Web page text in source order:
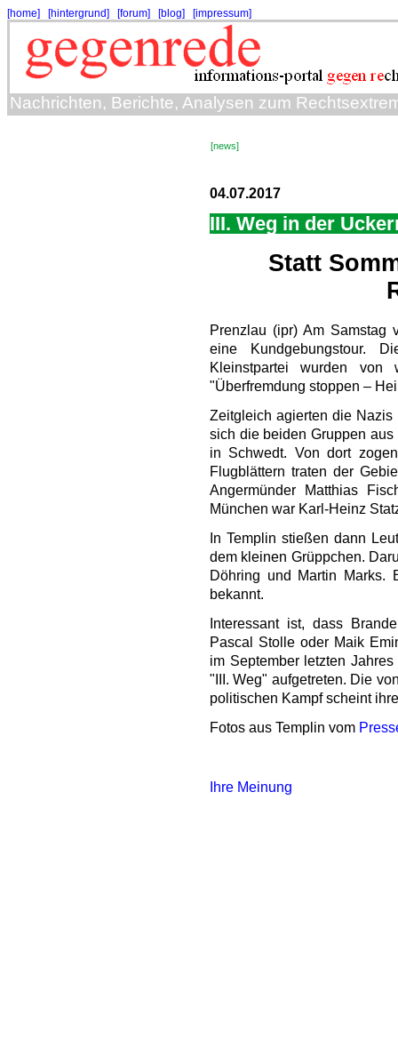
[home] [hintergrund] [forum] [blog] [impressum]
Nachrichten, Berichte, Analysen zum
[news]
04.07.2017
III. Weg in der
Statt
Prenzlau (ipr) Am Samstag
eine Kundgebungstour.
Kleinstpartei wurden von
"Überfremdung stoppen –
Zeitgleich agierten die Nazis
sich die beiden Gruppen
in Schwedt. Von dort
Flugblättern traten der
Angermünder Matthias
München war Karl-Heinz
In Templin stießen dann
dem kleinen Grüppchen.
Döhring und Martin Marks.
bekannt.
Interessant ist, dass
Pascal Stolle oder Maik
im September letzten
"III. Weg" aufgetreten. Die
politischen Kampf scheint
Fotos aus Templin vom
Ihre Meinung